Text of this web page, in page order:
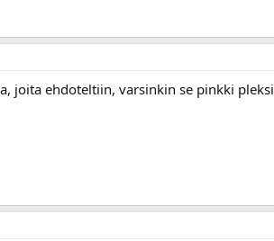
joita ehdoteltiin, varsinkin se pinkki pleksi